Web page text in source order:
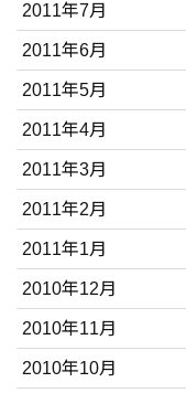
2011年7月
2011年6月
2011年5月
2011年4月
2011年3月
2011年2月
2011年1月
2010年12月
2010年11月
2010年10月